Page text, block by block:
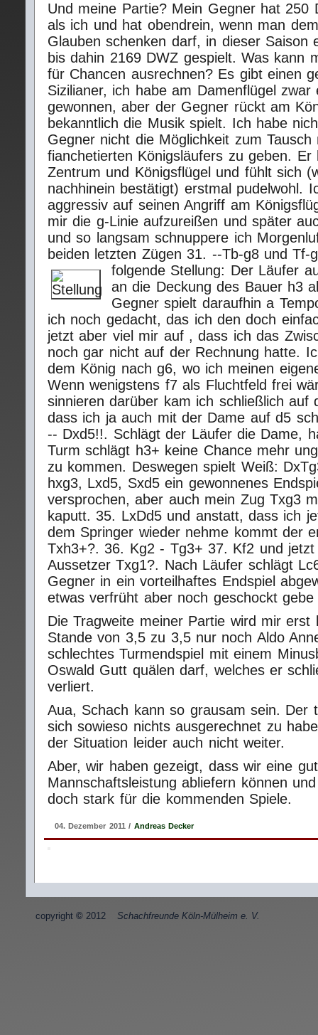
Und meine Partie? Mein Gegner hat 250
als ich und hat obendrein, wenn man
Glauben schenken darf, in dieser Saison
bis dahin 2169 DWZ gespielt. Was kann
für Chancen ausrechnen? Es gibt einen
Sizilianer, ich habe am Damenflügel zwar
gewonnen, aber der Gegner rückt am
bekanntlich die Musik spielt. Ich habe
Gegner nicht die Möglichkeit zum Tausch
fianchetierten Königsläufers zu geben. Er
Zentrum und Königsflügel und fühlt sich
nachhinein bestätigt) erstmal pudelwohl.
aggressiv auf seinen Angriff am
mir die g-Linie aufzureißen und später
und so langsam schnuppere ich
beiden letzten Zügen 31. --Tb-g8 und Tf-
folgende Stellung: Der Läufer
an die Deckung des Bauer h3
Gegner spielt daraufhin a
ich noch gedacht, das ich den doch
jetzt aber viel mir auf , dass ich das
noch gar nicht auf der Rechnung hatte.
dem König nach g6, wo ich meinen
Wenn wenigstens f7 als Fluchtfeld frei
sinnieren darüber kam ich schließlich auf
dass ich ja auch mit der Dame auf d5
-- Dxd5!!. Schlägt der Läufer die Dame,
Turm schlägt h3+ keine Chance mehr
zu kommen. Deswegen spielt Weiß:
hxg3, Lxd5, Sxd5 ein gewonnenes
versprochen, aber auch mein Zug Txg3
kaputt. 35. LxDd5 und anstatt, dass ich
dem Springer wieder nehme kommt der
Txh3+?. 36. Kg2 - Tg3+ 37. Kf2 und
Aussetzer Txg1?. Nach Läufer schlägt
Gegner in ein vorteilhaftes Endspiel
etwas verfrüht aber noch geschockt
Die Tragweite meiner Partie wird mir erst
Stande von 3,5 zu 3,5 nur noch Aldo
schlechtes Turmendspiel mit einem
Oswald Gutt quälen darf, welches er
verliert.
Aua, Schach kann so grausam sein. Der
sich sowieso nichts ausgerechnet zu
der Situation leider auch nicht weiter.
Aber, wir haben gezeigt, dass wir eine
Mannschaftsleistung abliefern können
doch stark für die kommenden Spiele.
04. Dezember 2011 / Andreas Decker
copyright © 2012 Schachfreunde Köln-Mülheim e. V.